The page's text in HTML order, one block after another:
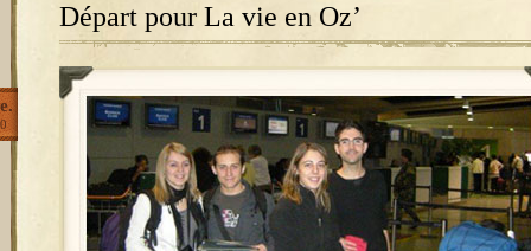
Départ pour La vie en Oz’